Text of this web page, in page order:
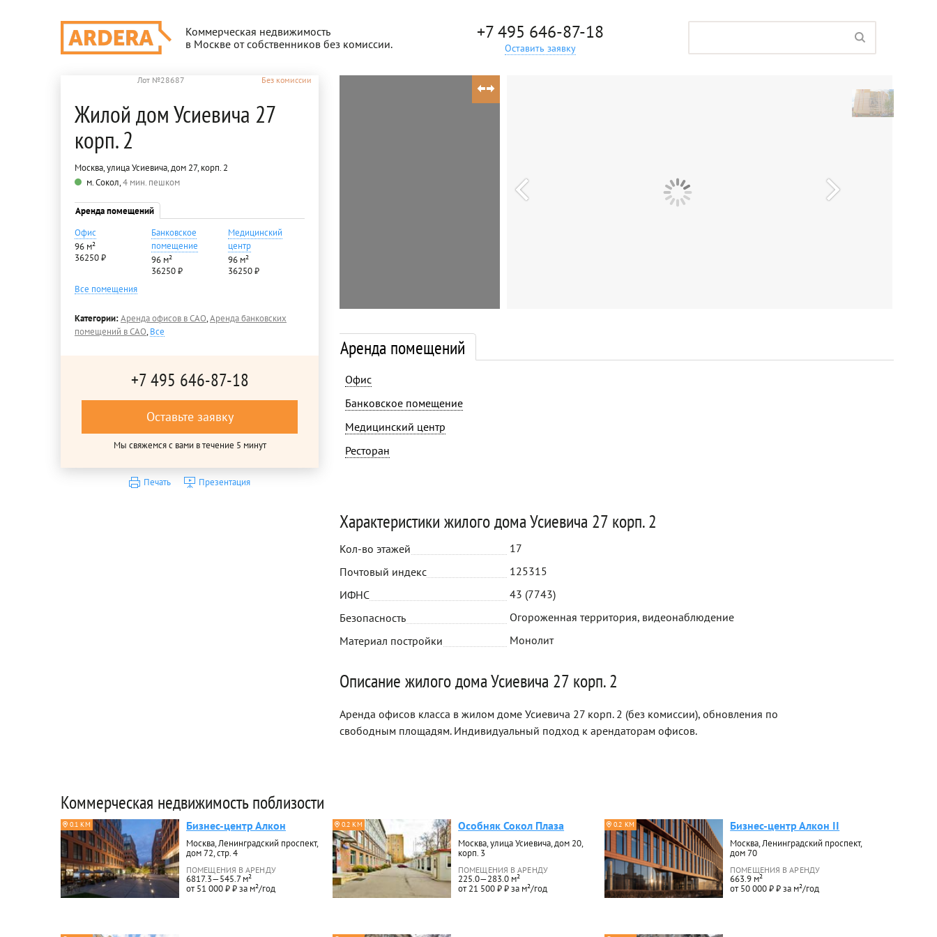
Коммерческая недвижимость
в Москве от собственников без комиссии.
+7 495 646-87-18
Оставить заявку
Лот №28687 Без комиссии
Жилой дом Усиевича 27
корп. 2
Москва, улица Усиевича, дом 27, корп. 2
м. Сокол,4 мин. пешком
Аренда помещений
Офис
96 м²
36250 ₽
Банковское
помещение
96 м²
36250 ₽
Медицинский
центр
96 м²
36250 ₽
Все помещения
Категории:Аренда офисов в САО,Аренда банковских
помещений в САО,Все
+7 495 646-87-18
Оставьте заявку
Мы свяжемся с вами в течение 5 минут
Печать Презентация
Аренда помещений
Офис
Банковское помещение
Медицинский центр
Ресторан
Характеристики жилого дома Усиевича 27 корп. 2
Кол-во этажей
17
Почтовый индекс
125315
ИФНС
43 (7743)
Безопасность
Огороженная территория, видеонаблюдение
Материал постройки
Монолит
Описание жилого дома Усиевича 27 корп. 2
Аренда офисов класса в жилом доме Усиевича 27 корп. 2 (без комиссии), обновления по
свободным площадям. Индивидуальный подход к арендаторам офисов.
Коммерческая недвижимость поблизости
0.1 КМ Бизнес-центр Алкон
Москва, Ленинградский проспект,
дом 72, стр. 4
ПОМЕЩЕНИЯ В АРЕНДУ
6817.3—545.7 м²
от 51 000 ₽ ₽ за м²/год
0.2 КМ Особняк Сокол Плаза
Москва, улица Усиевича, дом 20,
корп. 3
ПОМЕЩЕНИЯ В АРЕНДУ
225.0—283.0 м²
от 21 500 ₽ ₽ за м²/год
0.2 КМ Бизнес-центр Алкон II
Москва, Ленинградский проспект,
дом 70
ПОМЕЩЕНИЯ В АРЕНДУ
663.9 м²
от 50 000 ₽ ₽ за м²/год